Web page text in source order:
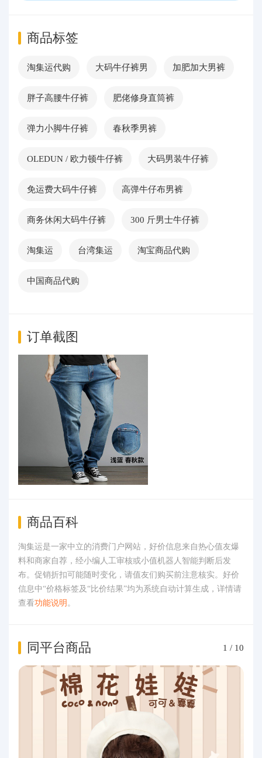
商品标签
淘集运代购 大码牛仔裤男 加肥加大男裤
胖子高腰牛仔裤 肥佬修身直筒裤
弹力小脚牛仔裤 春秋季男裤
OLEDUN / 欧力顿牛仔裤 大码男装牛仔裤
免运费大码牛仔裤 高弹牛仔布男裤
商务休闲大码牛仔裤 300 斤男士牛仔裤
淘集运 台湾集运 淘宝商品代购
中国商品代购
订单截图
商品百科
淘集运是一家中立的消费门户网站，好价信息来自热心值友爆
料和商家自荐，经小编人工审核或小值机器人智能判断后发
布。促销折扣可能随时变化，请值友们购买前注意核实。好价
信息中“价格标签及“比价结果”均为系统自动计算生成，详情请
查看功能说明 。
同平台商品 1 / 10